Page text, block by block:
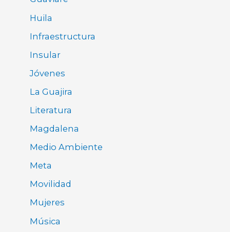
Huila
Infraestructura
Insular
Jóvenes
La Guajira
Literatura
Magdalena
Medio Ambiente
Meta
Movilidad
Mujeres
Música